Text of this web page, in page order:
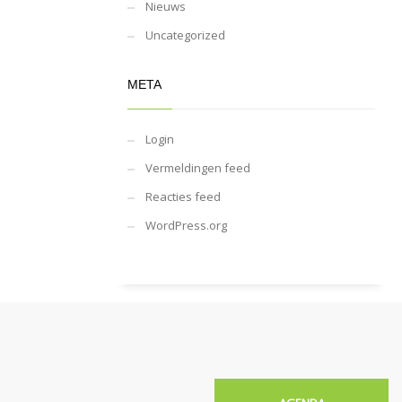
Nieuws
Uncategorized
META
Login
Vermeldingen feed
Reacties feed
WordPress.org